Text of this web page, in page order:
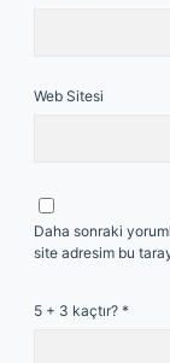
Web Sitesi
Daha sonraki
site adresim bu
5 + 3 kaçtır? *